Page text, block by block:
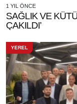
1 YIL ÖNCE
SAĞLIK VE
ÇAKILDI’
YEREL